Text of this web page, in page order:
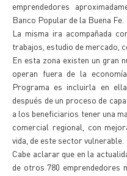
emprendedores
Banco Popular de la Buena Fe.
La misma ira acompañada
trabajos, estudio de mercado,
En esta zona existen un gran
operan fuera de la
Programa es incluirla en
después de un proceso de
a los beneficiarios tener una
comercial regional, con
vida, de este sector vulnerable.
Cabe aclarar que en la
de otros 780 emprendedores